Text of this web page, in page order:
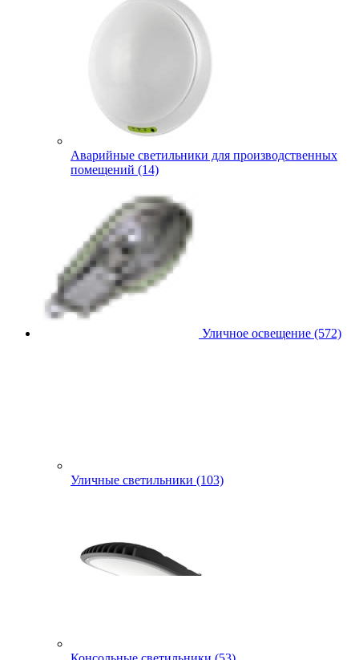
Аварийные светильники для производственных
помещений (14)
Уличное освещение (572)
Уличные светильники (103)